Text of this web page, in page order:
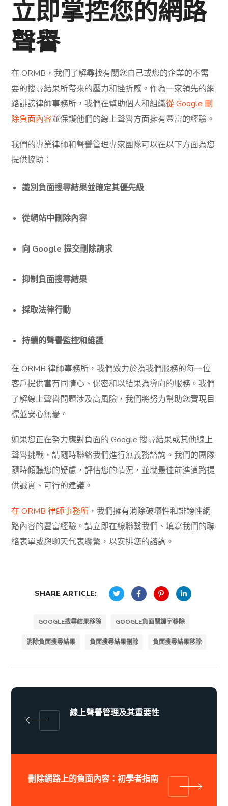
立即掌控您的網路
聲譽
在ORMB ，我們了解尋找有關您自己或您的企業的不需
要的搜尋結果所帶來的壓力和挫折感。作為一家領先的網
路誹謗律師事務所，我們在幫助個人和組織從 Google 刪
除負面內容並保護他們的線上聲譽方面擁有豐富的經驗。
我們的專業律師和聲譽管理專家團隊可以在以下方面為您
提供協助：
識別負面搜尋結果並確定其優先級
從網站中刪除內容
向 Google 提交刪除請求
抑制負面搜尋結果
採取法律行動
持續的聲譽監控和維護
在ORMB律師事務所，我們致力於為我們服務的每一位
客戶提供富有同情心、保密和以結果為導向的服務。我們
了解線上聲譽問題涉及高風險，我們將努力幫助您實現目
標並安心無憂。
如果您正在努力應對負面的 Google 搜尋結果或其他線上
聲譽挑戰，請隨時聯絡我們進行無義務諮詢。我們的團隊
隨時傾聽您的疑慮，評估您的情況，並就最佳前進道路提
供誠實、可行的建議。
在ORMB律師事務所 ，我們擁有消除破壞性和誹謗性網
路內容的豐富經驗。請立即在線聯繫我們、填寫我們的聯
絡表單或與聊天代表聯繫，以安排您的諮詢。
SHARE ARTICLE:
GOOGLE搜尋結果移除 GOOGLE負面關鍵字移除
消除負面搜尋結果 負面搜尋結果刪除 負面搜尋結果移除
線上聲譽管理及其重要性
刪除網路上的負面內容：初學者指南